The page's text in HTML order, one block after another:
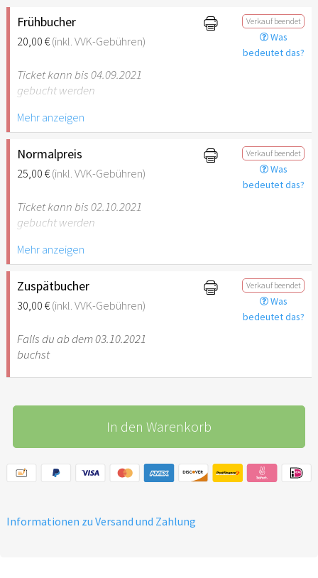
Frühbucher
20,00 €(inkl. VVK-Gebühren)
Verkauf beendet
Was
bedeutet das?
Ticket kann bis 04.09.2021
gebucht werden
Mehr anzeigen
Normalpreis
25,00 €(inkl. VVK-Gebühren)
Verkauf beendet
Was
bedeutet das?
Ticket kann bis 02.10.2021
gebucht werden
Mehr anzeigen
Zuspätbucher
30,00 €(inkl. VVK-Gebühren)
Verkauf beendet
Was
bedeutet das?
Falls du ab dem 03.10.2021
buchst
In den Warenkorb
Informationen zu Versand und Zahlung